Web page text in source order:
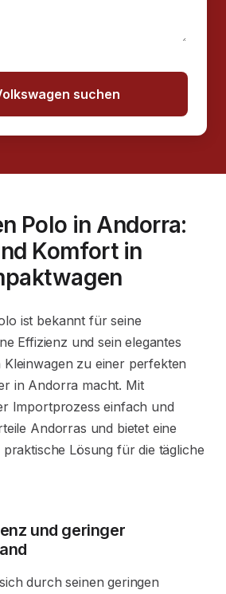
suchen
Polo in Andorra:
Komfort in
ist bekannt für seine
Effizienz und sein elegantes
Kleinwagen zu einer perfekten
in Andorra macht. Mit
Importprozess einfach und
Andorras und bietet eine
Lösung für die tägliche
und geringer
durch seinen geringen